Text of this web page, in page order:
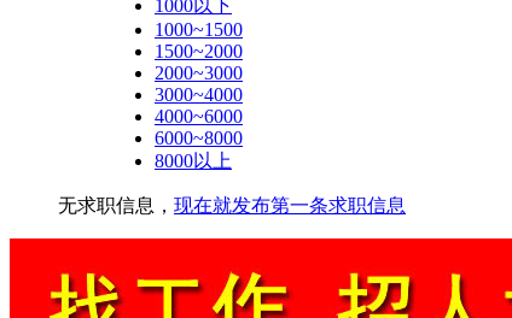
1000以下
1000~1500
1500~2000
2000~3000
3000~4000
4000~6000
6000~8000
8000以上
无求职信息， 现在就发布第一条求职信息